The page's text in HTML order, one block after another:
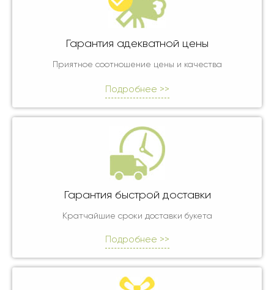
Гарантия адекватной цены
Приятное соотношение цены и качества
Подробнее >>
Гарантия быстрой доставки
Кратчайшие сроки доставки букета
Подробнее >>